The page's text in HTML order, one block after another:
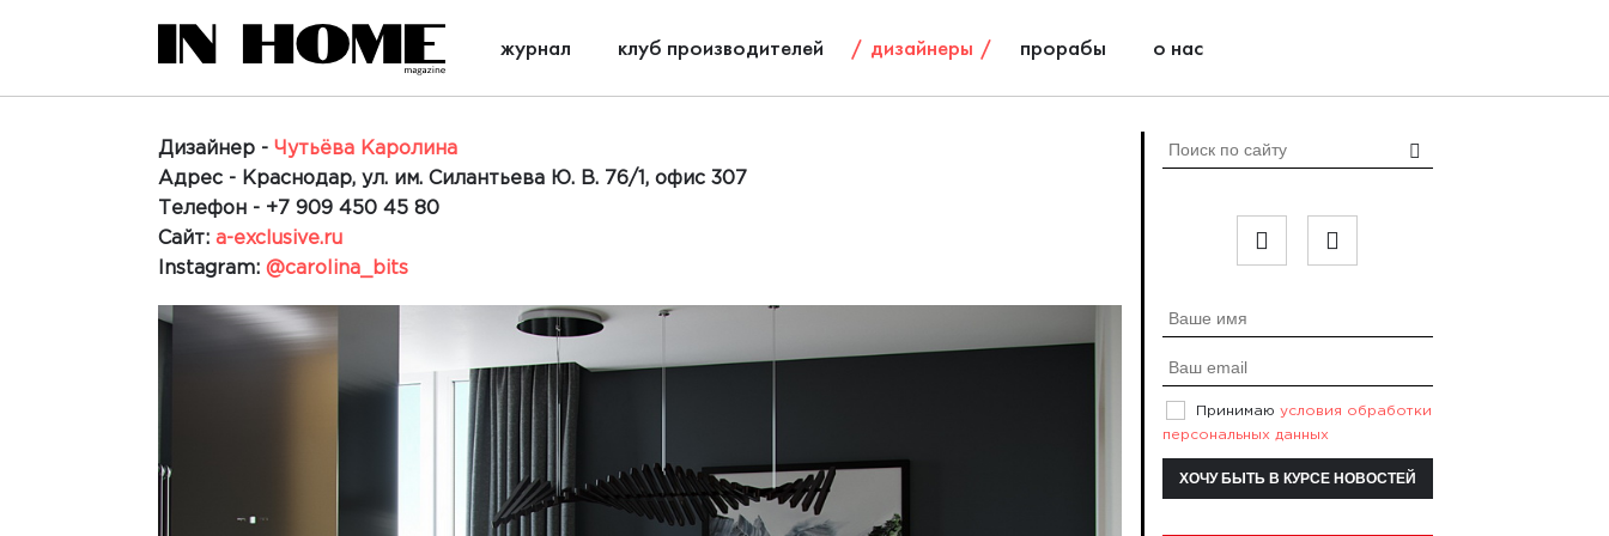
журнал клуб производителей дизайнеры прорабы о нас
Дизайнер - Чутьёва Каролина
Адрес - Краснодар, ул. им. Силантьева Ю. В. 76/1, офис 307
Телефон - +7 909 450 45 80
Сайт: a-exclusive.ru
Instagram: @carolina_bits
Принимаю условия обработки
персональных данных